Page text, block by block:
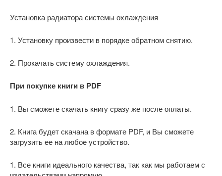
Установка радиатора системы охлаждения
1. Установку произвести в порядке обратном снятию.
2. Прокачать систему охлаждения.
При покупке книги в PDF
1. Вы сможете скачать книгу сразу же после оплаты.
2. Книга будет скачана в формате PDF, и Вы сможете
загрузить ее на любое устройство.
1. Все книги идеального качества, так как мы работаем с